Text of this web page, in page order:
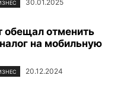
30.01.2025
обещал отменить
на мобильную
20.12.2024